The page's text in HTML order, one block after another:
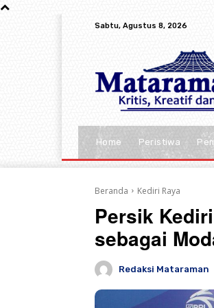
Sabtu, Agustus 8, 2026
Home Peristiwa
Beranda Kediri Raya
Persik
sebagai
Redaksi Mataraman